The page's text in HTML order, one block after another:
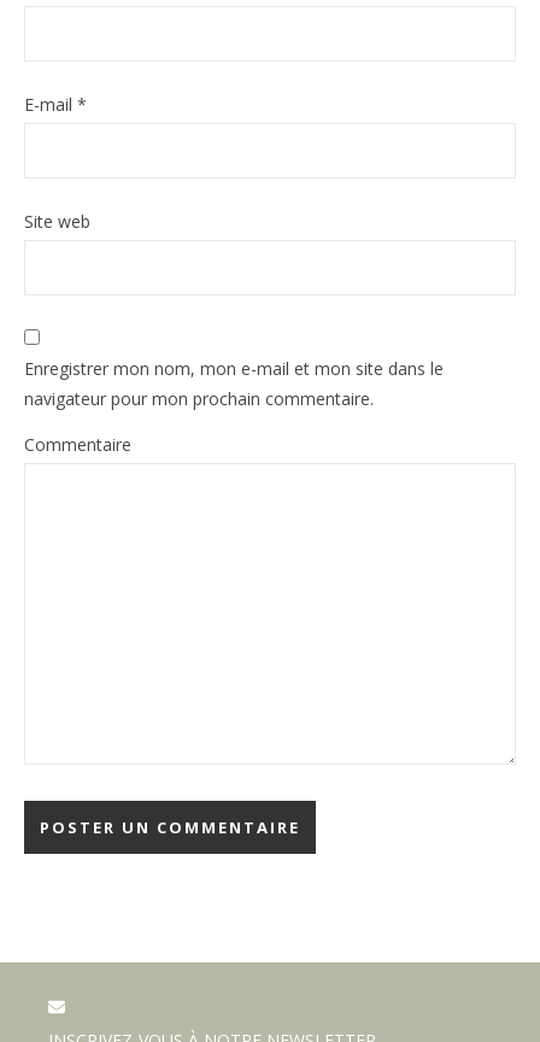
E-mail *
Site web
Enregistrer mon nom, mon e-mail et mon site dans le
navigateur pour mon prochain commentaire.
Commentaire